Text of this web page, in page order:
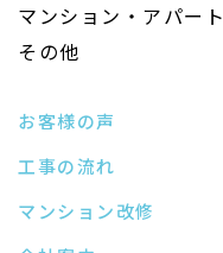
マンション・アパート
その他
お客様の声
工事の流れ
マンション改修